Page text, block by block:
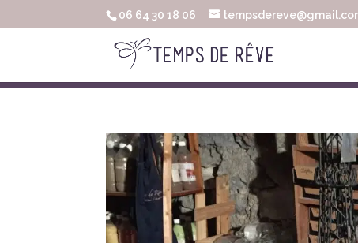
06 64 30 18 06